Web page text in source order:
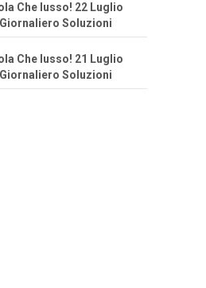
Che lusso! 22 Luglio
Soluzioni
Che lusso! 21 Luglio
Soluzioni